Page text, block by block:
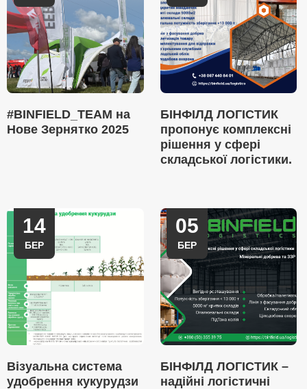
#BINFIELD_TEAM на
Нове Зернятко 2025
БІНФІЛД ЛОГІСТИК
пропонує комплексні
рішення у сфері
складської логістики.
14
БЕР
Візуальна система
удобрення кукурудзи
05
БЕР
БІНФІЛД ЛОГІСТИК –
надійні логістичні